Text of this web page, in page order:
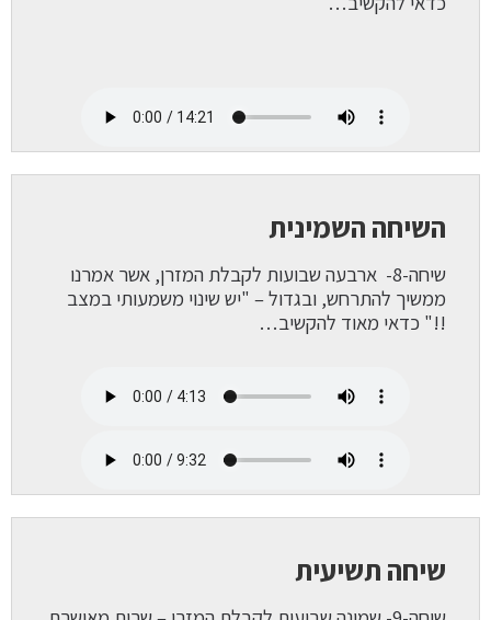
השיחה השמינית
שיחה-8-
ארבעה שבועות לקבלת המזרן, אשר אמרנו
ממשיך להתרחש, ובגדול – "יש שינוי משמעותי במצב
!!" כדאי מאוד להקשיב…
שיחה תשיעית